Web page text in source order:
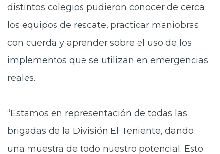
distintos colegios pudieron conocer de cerca
los equipos de rescate, practicar maniobras
con cuerda y aprender sobre el uso de los
implementos que se utilizan en emergencias
reales.
“Estamos en representación de todas las
brigadas de la División El Teniente, dando
una muestra de todo nuestro potencial. Esto